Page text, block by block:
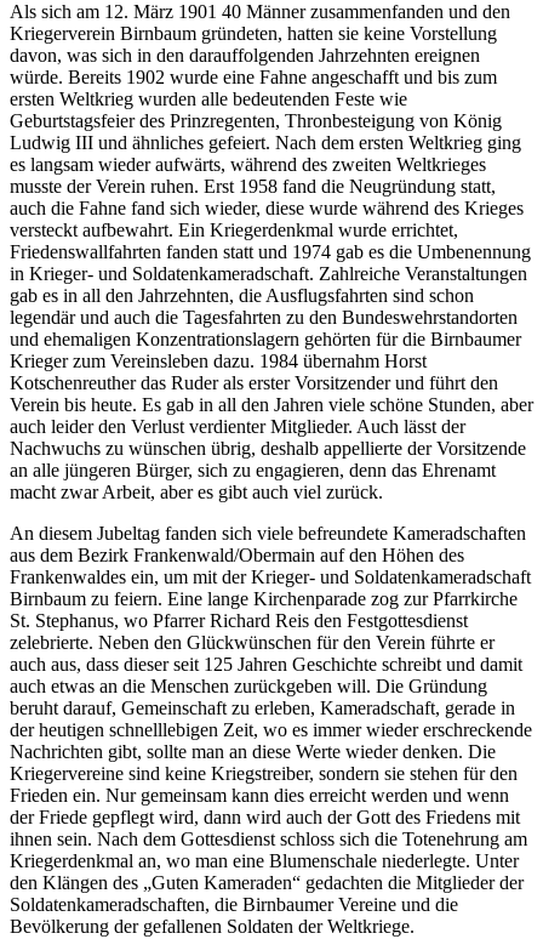
Als sich am 12. März 1901 40 Männer zusammenfanden und den
Kriegerverein Birnbaum gründeten, hatten sie keine Vorstellung
davon, was sich in den darauffolgenden Jahrzehnten ereignen
würde. Bereits 1902 wurde eine Fahne angeschafft und bis zum
ersten Weltkrieg wurden alle bedeutenden Feste wie
Geburtstagsfeier des Prinzregenten, Thronbesteigung von König
Ludwig III und ähnliches gefeiert. Nach dem ersten Weltkrieg ging
es langsam wieder aufwärts, während des zweiten Weltkrieges
musste der Verein ruhen. Erst 1958 fand die Neugründung statt,
auch die Fahne fand sich wieder, diese wurde während des Krieges
versteckt aufbewahrt. Ein Kriegerdenkmal wurde errichtet,
Friedenswallfahrten fanden statt und 1974 gab es die Umbenennung
in Krieger- und Soldatenkameradschaft. Zahlreiche Veranstaltungen
gab es in all den Jahrzehnten, die Ausflugsfahrten sind schon
legendär und auch die Tagesfahrten zu den Bundeswehrstandorten
und ehemaligen Konzentrationslagern gehörten für die Birnbaumer
Krieger zum Vereinsleben dazu. 1984 übernahm Horst
Kotschenreuther das Ruder als erster Vorsitzender und führt den
Verein bis heute. Es gab in all den Jahren viele schöne Stunden, aber
auch leider den Verlust verdienter Mitglieder. Auch lässt der
Nachwuchs zu wünschen übrig, deshalb appellierte der Vorsitzende
an alle jüngeren Bürger, sich zu engagieren, denn das Ehrenamt
macht zwar Arbeit, aber es gibt auch viel zurück.
An diesem Jubeltag fanden sich viele befreundete Kameradschaften
aus dem Bezirk Frankenwald/Obermain auf den Höhen des
Frankenwaldes ein, um mit der Krieger- und Soldatenkameradschaft
Birnbaum zu feiern. Eine lange Kirchenparade zog zur Pfarrkirche
St. Stephanus, wo Pfarrer Richard Reis den Festgottesdienst
zelebrierte. Neben den Glückwünschen für den Verein führte er
auch aus, dass dieser seit 125 Jahren Geschichte schreibt und damit
auch etwas an die Menschen zurückgeben will. Die Gründung
beruht darauf, Gemeinschaft zu erleben, Kameradschaft, gerade in
der heutigen schnelllebigen Zeit, wo es immer wieder erschreckende
Nachrichten gibt, sollte man an diese Werte wieder denken. Die
Kriegervereine sind keine Kriegstreiber, sondern sie stehen für den
Frieden ein. Nur gemeinsam kann dies erreicht werden und wenn
der Friede gepflegt wird, dann wird auch der Gott des Friedens mit
ihnen sein. Nach dem Gottesdienst schloss sich die Totenehrung am
Kriegerdenkmal an, wo man eine Blumenschale niederlegte. Unter
den Klängen des „Guten Kameraden“ gedachten die Mitglieder der
Soldatenkameradschaften, die Birnbaumer Vereine und die
Bevölkerung der gefallenen Soldaten der Weltkriege.